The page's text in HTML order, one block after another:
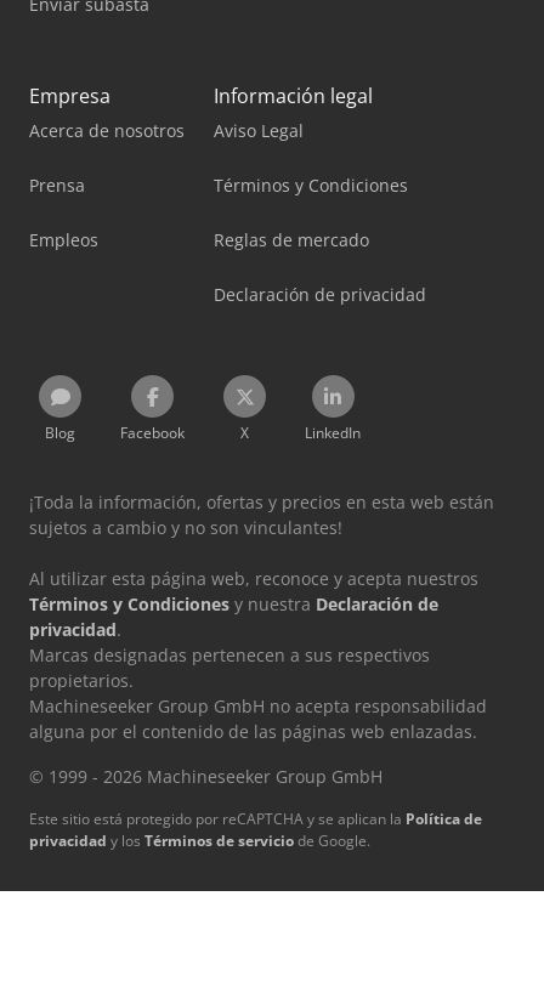
Empresa
Acerca de nosotros
Prensa
Empleos
Información legal
Aviso Legal
Términos y Condiciones
Reglas de mercado
Declaración de privacidad
Blog Facebook X LinkedIn
¡Toda la información, ofertas y precios en esta web están
sujetos a cambio y no son vinculantes!
Al utilizar esta página web, reconoce y acepta nuestros
Términos y Condiciones y nuestra Declaración de
privacidad.
Marcas designadas pertenecen a sus respectivos
propietarios.
Machineseeker Group GmbH no acepta responsabilidad
alguna por el contenido de las páginas web enlazadas.
© 1999 - 2026 Machineseeker Group GmbH
Este sitio está protegido por reCAPTCHA y se aplican la Política de
privacidad y los Términos de serviciode Google.